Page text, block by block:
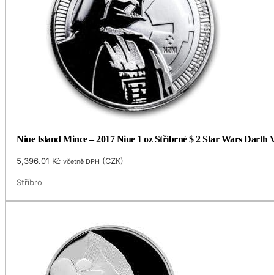
Niue Island Mince – 2017 Niue 1 oz Stříbrné $ 2 Star Wars Darth
5,396.01 Kč včetně DPH (CZK)
Stříbro